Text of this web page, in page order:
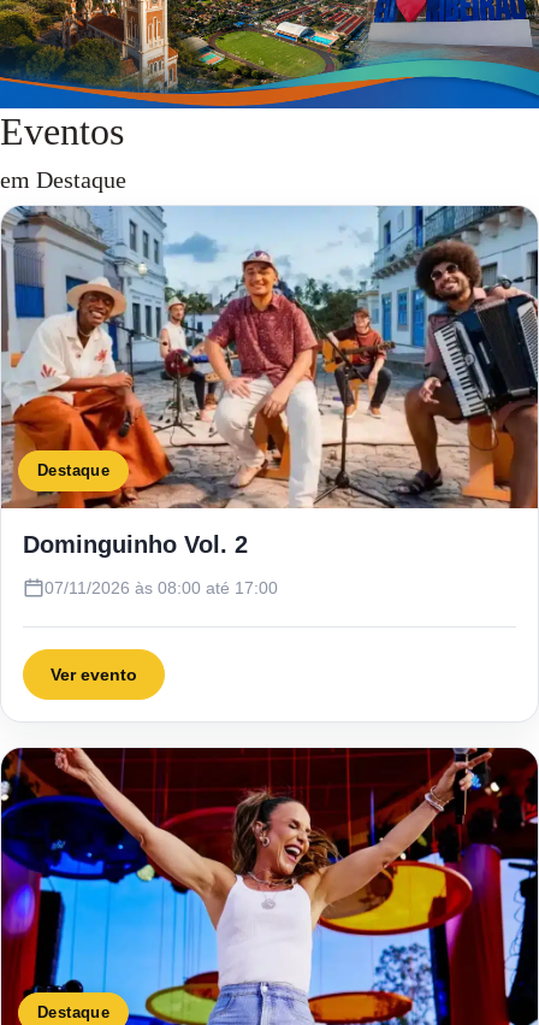
Eventos
em Destaque
Destaque
Dominguinho Vol. 2
07/11/2026 às 08:00 até 17:00
Ver evento
Destaque